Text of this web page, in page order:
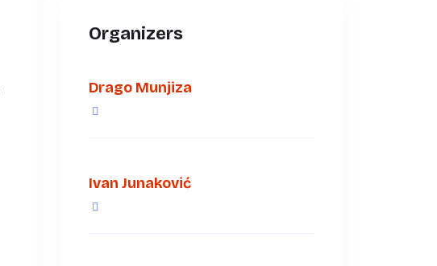
Organizers
Drago Munjiza
Ivan Junaković